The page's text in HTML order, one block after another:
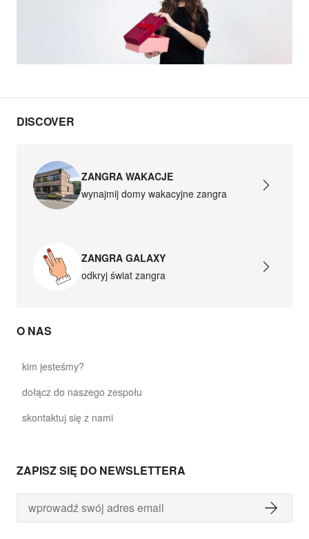
DISCOVER
ZANGRA WAKACJE
wynajmij domy wakacyjne zangra
ZANGRA GALAXY
odkryj świat zangra
O NAS
kim jesteśmy?
dołącz do naszego zespołu
skontaktuj się z nami
ZAPISZ SIĘ DO NEWSLETTERA